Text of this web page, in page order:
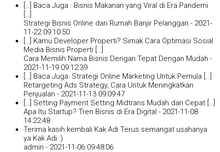
[…] Baca Juga : Bisnis Makanan yang Viral di Era Pandemi
Strategi Bisnis Online dari Rumah Banjir Pelanggan - 2021-
11-22 09:10:50
[…] Kamu Developer Properti? Simak Cara Optimasi Sosial
Media Bisnis Properti […]
Cara Memilih Nama Bisnis Dengan Tepat Dengan Mudah -
2021-11-19 09:12:39
[…] Baca Juga: Strategi Online Marketing Untuk Pemula […]
Retargeting Ads Strategy, Cara Untuk Meningkatkan
Penjualan - 2021-11-13 09:09:47
[…] Setting Payment Setting Midtrans Mudah dan Cepat […]
Apa Itu Startup? Tren Bisnis di Era Digital - 2021-11-08
14:22:48
Terima kasih kembali Kak Adi Terus semangat usahanya
ya Kak Adi :)
admin - 2021-11-06 09:48:06